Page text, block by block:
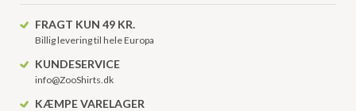
FRAGT KUN 49 KR.
Billig levering til hele Europa
KUNDESERVICE
info@ZooShirts.dk
KÆMPE VARELAGER